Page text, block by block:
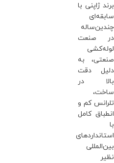
برند ژاپنی با
سابقه‌ای
چندین‌ساله
در صنعت
لوله‌کشی
صنعتی، به
دلیل دقت
بالا در
ساخت،
تلرانس کم و
انطباق کامل
با
استانداردهای
بین‌المللی
نظیر